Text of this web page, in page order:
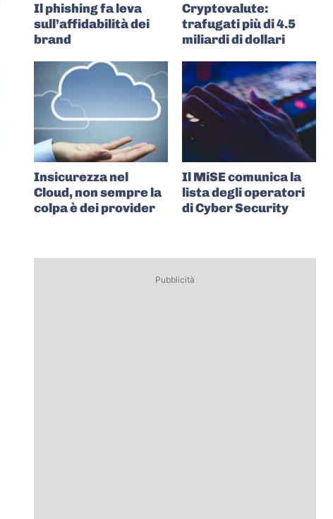
Il phishing fa leva
sull’affidabilità dei
brand
Cryptovalute:
trafugati più di 4.5
miliardi di dollari
Insicurezza nel
Cloud, non sempre la
colpa è dei provider
Il MiSE comunica la
lista degli operatori
di Cyber Security
Pubblicità